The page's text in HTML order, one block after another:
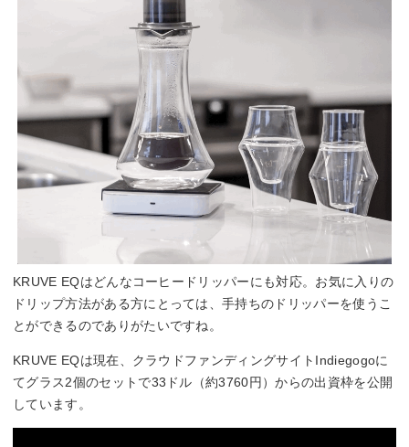
KRUVE EQはどんなコーヒードリッパーにも対応。お気に入りの
ドリップ方法がある方にとっては、手持ちのドリッパーを使うこ
とができるのでありがたいですね。
KRUVE EQは現在、クラウドファンディングサイトIndiegogoに
てグラス2個のセットで33ドル（約3760円）からの出資枠を公開
しています。